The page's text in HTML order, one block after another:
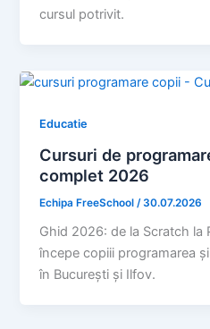
cursul potrivit.
Educatie
Cursuri de
complet 2026
Echipa FreeSchool /30.07.2026
Ghid 2026: de la Scratch
începe copiii programarea
în București și Ilfov.